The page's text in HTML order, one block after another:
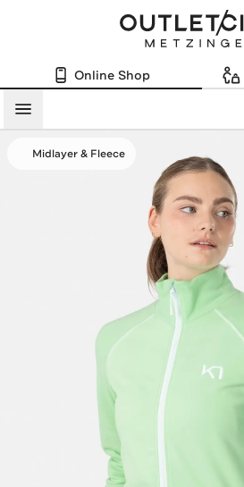
Online Shop
Menü
Midlayer & Fleece